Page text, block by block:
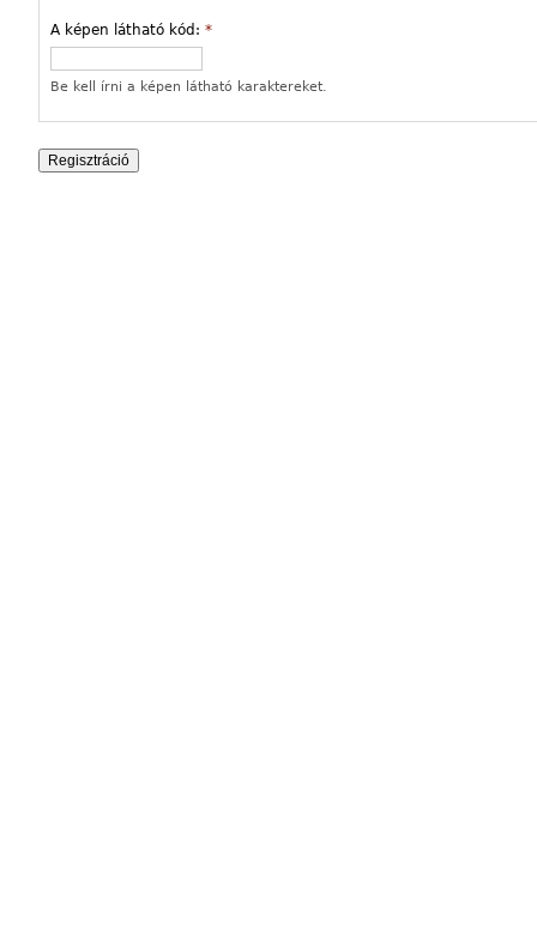
A képen látható kód: *
Be kell írni a képen látható karaktereket.